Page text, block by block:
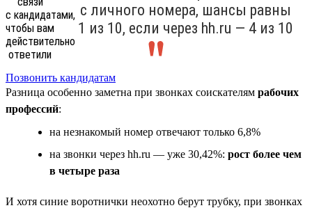
с личного номера, шансы равны
1 из 10, если через hh.ru — 4 из 10
Позвонить кандидатам
Разница особенно заметна при звонках соискателям рабочих
профессий:
на незнакомый номер отвечают только 6,8%
на звонки через hh.ru — уже 30,42%: рост более чем
в четыре раза
И хотя синие воротнички неохотно берут трубку, при звонках